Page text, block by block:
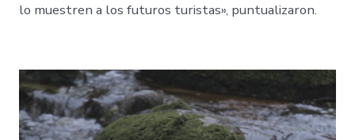
lo muestren a los futuros turistas», puntualizaron.